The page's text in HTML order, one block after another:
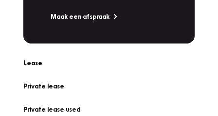
Maak een afspraak
Lease
Private lease
Private lease used